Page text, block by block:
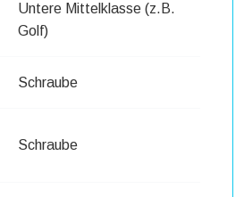
Untere Mittelklasse (z.B.
Golf)
Schraube
Schraube